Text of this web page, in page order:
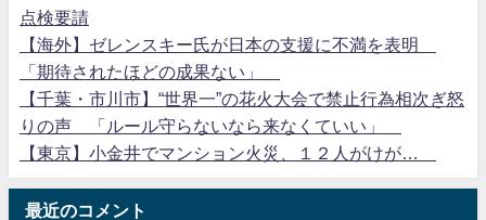
点検要請
【海外】ゼレンスキー氏が日本の支援に不満を表明
「期待されたほどの成果ない」
【千葉・市川市】“世界一”の花火大会で禁止行為相次ぎ怒
りの声 「ルール守らないなら来なくていい」
【東京】小金井でマンション火災、１２人がけが…
最近のコメント